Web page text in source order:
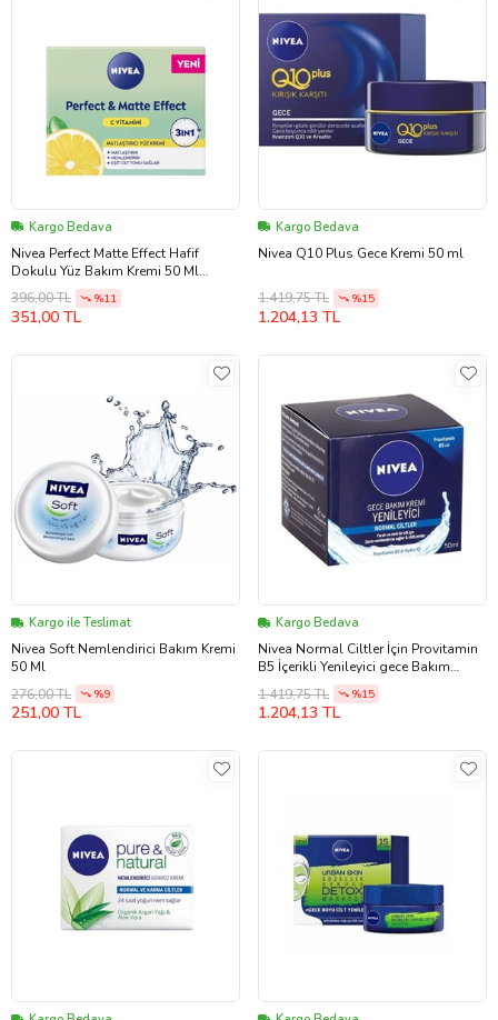
Kargo Bedava
Nivea Perfect Matte Effect Hafif
Dokulu Yüz Bakım Kremi 50 Ml
Vitamin C Matlaştırıcı Yüz Kremi
396,00 TL %11
351,00 TL
Kargo Bedava
Nivea Q10 Plus Gece Kremi 50 ml
1.419,75 TL %15
1.204,13 TL
Kargo ile Teslimat
Nivea Soft Nemlendirici Bakım Kremi
50 Ml
276,00 TL
%9
251,00 TL
Kargo Bedava
Nivea Normal Ciltler İçin Provitamin
B5 İçerikli Yenileyici gece Bakım
Kremi 50 m
1.419,75 TL %15
1.204,13 TL